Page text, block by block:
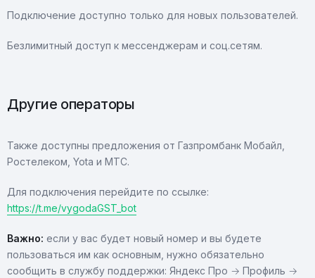
Подключение доступно только для новых пользователей.
Безлимитный доступ к мессенджерам и соц.сетям.
Другие операторы
Также доступны предложения от Газпромбанк Мобайл,
Ростелеком, Yota и МТС.
Для подключения перейдите по ссылке:
https://t.me/vygodaGST_bot
Важно: если у вас будет новый номер и вы будете
пользоваться им как основным, нужно обязательно
сообщить в службу поддержки: Яндекс Про → Профиль →